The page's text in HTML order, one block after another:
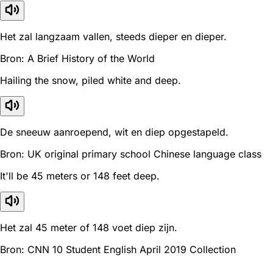
Het zal langzaam vallen, steeds dieper en dieper.
Bron: A Brief History of the World
Hailing the snow, piled white and deep.
De sneeuw aanroepend, wit en diep opgestapeld.
Bron: UK original primary school Chinese language class
It'll be 45 meters or 148 feet deep.
Het zal 45 meter of 148 voet diep zijn.
Bron: CNN 10 Student English April 2019 Collection